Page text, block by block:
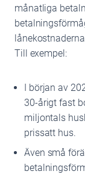
månatliga
Till exempel:
I början av
30-årigt fast
miljontals
prissatt hus.
Även små